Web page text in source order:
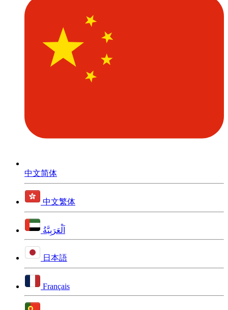
中文简体
中文繁体
اَلْعَرَبِيَّةُ
日本語
Français